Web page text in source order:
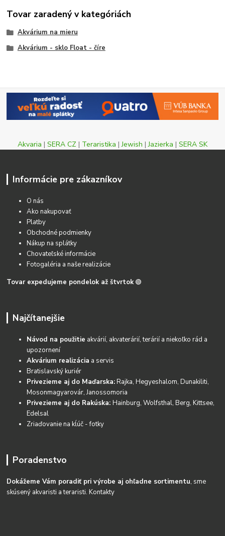
Tovar zaradený v kategóriách
Akvárium na mieru
Akvárium - sklo Float - číre
Akvaria | SERA CZ | Teraristika |Jewish |Jazierka | SERA SK
Informácie pre zákazníkov
O nás
Ako nakupovať
Platby
Obchodné podmienky
Nákup na splátky
Chovateľské informácie
Fotogaléria a naše realizácie
Tovar expedujeme pondelok až štvrtok 🟢
Najčítanejšie
Návod na použitie akvárií, akvaterárií, terárií a niekoľko rád a
upozornení
Akvárium realizácia a servis
Bratislavský kuriér
Privezieme aj do Maďarska:Rajka, Hegyeshalom, Dunakiliti,
Mosonmagyarovár, Janossomoria
Privezieme aj do Rakúska:Hainburg, Wolfsthal, Berg, Kittsee,
Edelsal
Zriaďovanie na kĺúč - fotky
Poradenstvo
Dokážeme Vám poradiť pri výrobe aj ohľadne sortimentu, sme
skúsený akvaristi a teraristi.Kontakty